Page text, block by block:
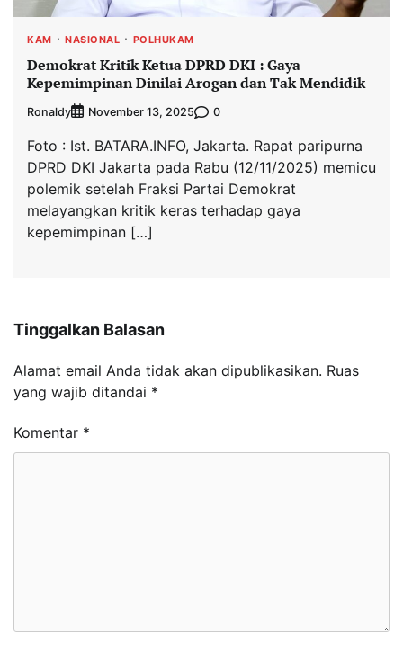
KAM NASIONAL POLHUKAM
Demokrat Kritik Ketua DPRD DKI : Gaya
Kepemimpinan Dinilai Arogan dan Tak Mendidik
Ronaldy November 13, 2025 0
Foto : Ist. BATARA.INFO, Jakarta. Rapat paripurna
DPRD DKI Jakarta pada Rabu (12/11/2025) memicu
polemik setelah Fraksi Partai Demokrat
melayangkan kritik keras terhadap gaya
kepemimpinan […]
Tinggalkan Balasan
Alamat email Anda tidak akan dipublikasikan. Ruas
yang wajib ditandai *
Komentar *